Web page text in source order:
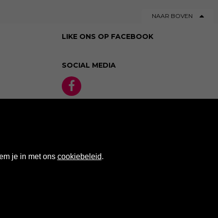
NAAR BOVEN
LIKE ONS OP FACEBOOK
SOCIAL MEDIA
je in met ons cookiebeleid.